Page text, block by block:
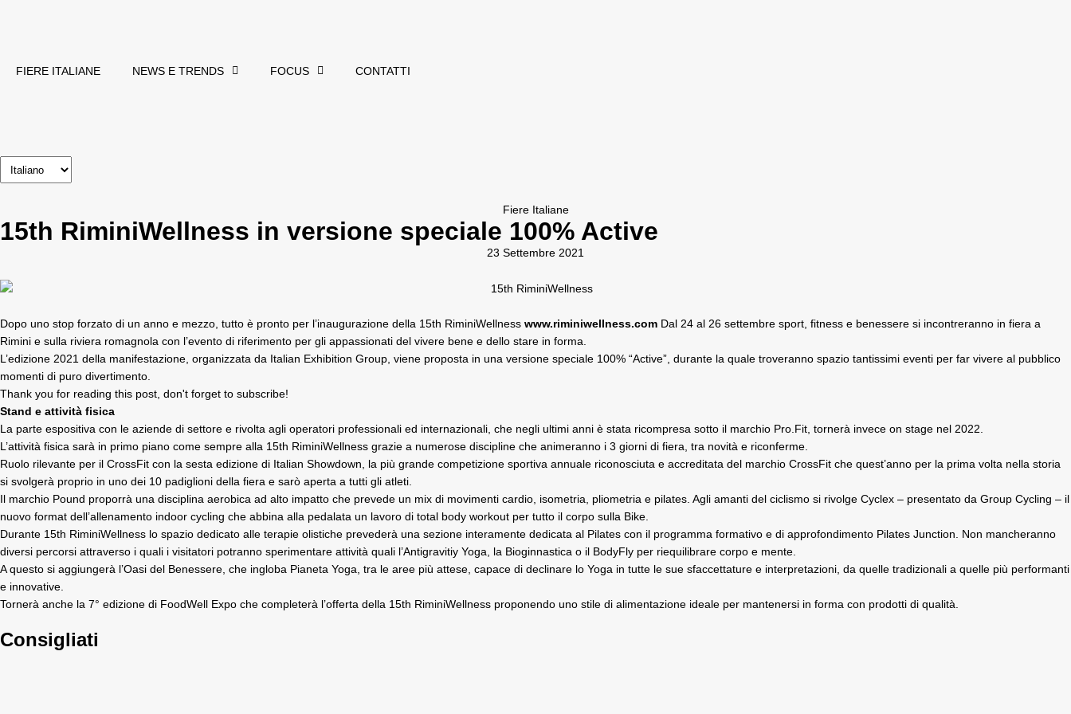
FIERE ITALIANE NEWS E TRENDS FOCUS CONTATTI
Fiere Italiane
15th RiminiWellness in versione speciale 100% Active
23 Settembre 2021
Dopo uno stop forzato di un anno e mezzo, tutto è pronto per l’inaugurazione della 15th RiminiWellness www.riminiwellness.com Dal 24 al 26 settembre sport, fitness e benessere si incontreranno in fiera a
Rimini e sulla riviera romagnola con l’evento di riferimento per gli appassionati del vivere bene e dello stare in forma.
L’edizione 2021 della manifestazione, organizzata da Italian Exhibition Group, viene proposta in una versione speciale 100% “Active”, durante la quale troveranno spazio tantissimi eventi per far vivere al pubblico
momenti di puro divertimento.
Thank you for reading this post, don't forget to subscribe!
Stand e attività fisica
La parte espositiva con le aziende di settore e rivolta agli operatori professionali ed internazionali, che negli ultimi anni è stata ricompresa sotto il marchio Pro.Fit, tornerà invece on stage nel 2022.
L’attività fisica sarà in primo piano come sempre alla 15th RiminiWellness grazie a numerose discipline che animeranno i 3 giorni di fiera, tra novità e riconferme.
Ruolo rilevante per il CrossFit con la sesta edizione di Italian Showdown, la più grande competizione sportiva annuale riconosciuta e accreditata del marchio CrossFit che quest’anno per la prima volta nella storia
si svolgerà proprio in uno dei 10 padiglioni della fiera e sarò aperta a tutti gli atleti.
Il marchio Pound proporrà una disciplina aerobica ad alto impatto che prevede un mix di movimenti cardio, isometria, pliometria e pilates. Agli amanti del ciclismo si rivolge Cyclex – presentato da Group Cycling – il
nuovo format dell’allenamento indoor cycling che abbina alla pedalata un lavoro di total body workout per tutto il corpo sulla Bike.
Durante 15th RiminiWellness lo spazio dedicato alle terapie olistiche prevederà una sezione interamente dedicata al Pilates con il programma formativo e di approfondimento Pilates Junction. Non mancheranno
diversi percorsi attraverso i quali i visitatori potranno sperimentare attività quali l’Antigravitiy Yoga, la Bioginnastica o il BodyFly per riequilibrare corpo e mente.
A questo si aggiungerà l’Oasi del Benessere, che ingloba Pianeta Yoga, tra le aree più attese, capace di declinare lo Yoga in tutte le sue sfaccettature e interpretazioni, da quelle tradizionali a quelle più performanti
e innovative.
Tornerà anche la 7° edizione di FoodWell Expo che completerà l’offerta della 15th RiminiWellness proponendo uno stile di alimentazione ideale per mantenersi in forma con prodotti di qualità.
Consigliati